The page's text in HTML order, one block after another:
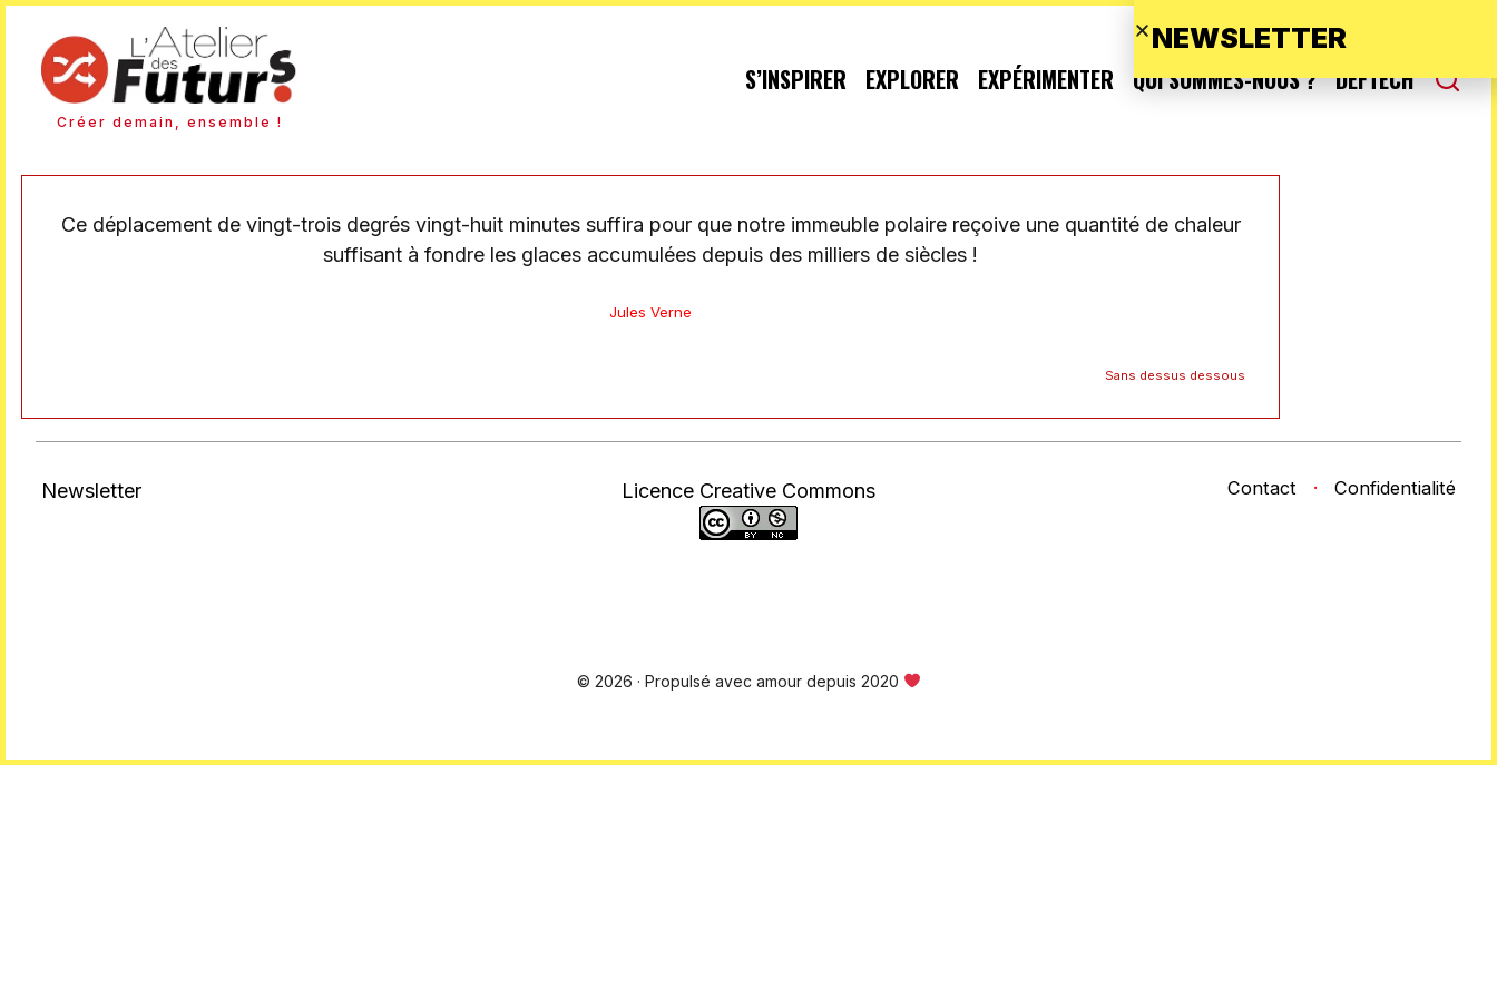
Créer demain, ensemble !
S’INSPIRER EXPLORER EXPÉRIMENTER QUI SOMMES-NOUS ? DEFTECH
Ce déplacement de vingt-trois degrés vingt-huit minutes suffira pour que notre immeuble polaire reçoive une quantité de chaleur
suffisant à fondre les glaces accumulées depuis des milliers de siècles !
Jules Verne
Sans dessus dessous
Newsletter Licence Creative Commons Contact · Confidentialité
© 2026 · Propulsé avec amour depuis 2020
NEWSLETTER